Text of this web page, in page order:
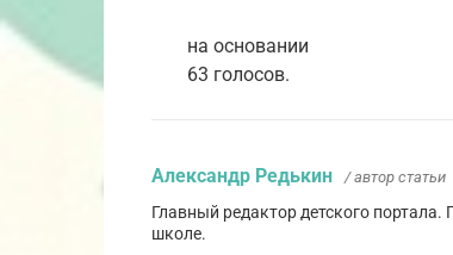
на основании
63 голосов.
Александр Редькин / автор статьи
Главный редактор детского
школе.